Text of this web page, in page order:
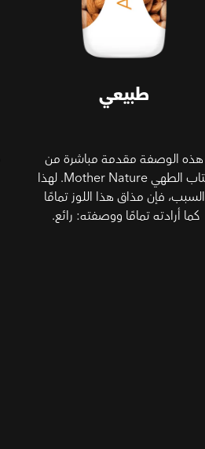
طبيعي
هذه الوصفة مقدمة مباشرة من
كتاب الطهي Mother Nature. لهذا
السبب، فإن مذاق هذا اللوز تمامًا
كما أرادته تمامًا ووصفته: رائع.